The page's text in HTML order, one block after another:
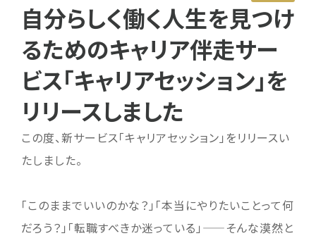
自分らしく働く人生を見つけ
るためのキャリア伴走サー
ビス「キャリアセッション」を
リリースしました
この度、新サービス「キャリアセッション」をリリースい
たしました。
「このままでいいのかな？」「本当にやりたいことって何
だろう？」「転職すべきか迷っている」——そんな漠然と